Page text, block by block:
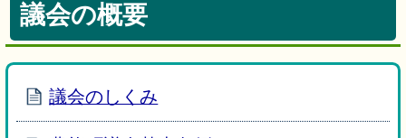
議会の概要
議会のしくみ